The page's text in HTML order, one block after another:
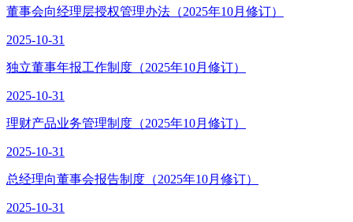
董事会向经理层授权管理办法（2025年10月修订）
2025-10-31
独立董事年报工作制度（2025年10月修订）
2025-10-31
理财产品业务管理制度（2025年10月修订）
2025-10-31
总经理向董事会报告制度（2025年10月修订）
2025-10-31